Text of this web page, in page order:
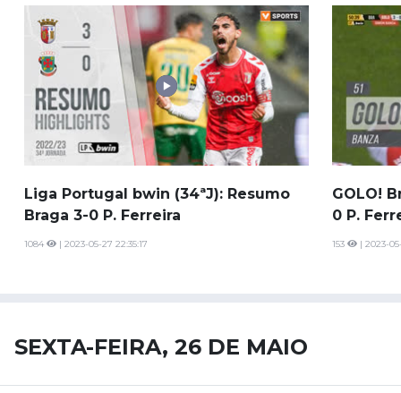
Liga Portugal bwin (34ªJ): Resumo
Braga 3-0 P. Ferreira
1084 | 2023-05-27 22:35:17
GOLO!
0 P.
153 | 2023-
SEXTA-FEIRA, 26 DE MAIO